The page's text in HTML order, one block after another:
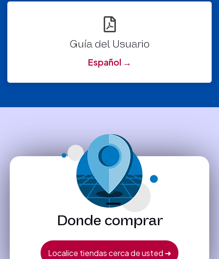
Guía del Usuario
Español →
Donde comprar
Localice tiendas cerca de usted ➜